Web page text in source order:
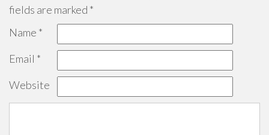
fields are marked *
Name *
Email *
Website